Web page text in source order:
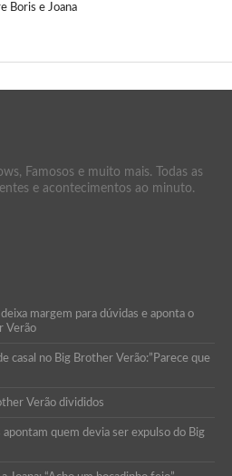
Boris e Joana
Famosos e muito mais. Todas as
e acontecimentos ao minuto.
margem para dúvidas e aponta o
Verão
casal no Big Brother Verão:”Parece que
Verão divididos
quem devia ser expulso do Big